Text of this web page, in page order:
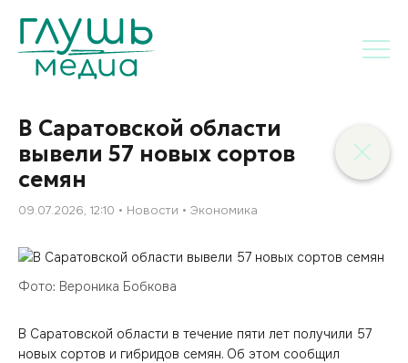
В Саратовской области
вывели 57 новых сортов
семян
09.07.2026, 12:10 Новости Экономика
Фото: Вероника Бобкова
В Саратовской области в течение пяти лет получили 57
новых сортов и гибридов семян. Об этом сообщил